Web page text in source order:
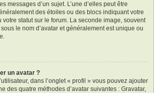
messages d’un sujet. L’une d’elles peut être
des étoiles ou des blocs indiquant votre
statut sur le forum. La seconde image, souvent
le nom d’avatar et généralement est unique ou
un avatar ?
dans l’onglet « profil » vous pouvez ajouter
des quatre méthodes d’avatar suivantes : Gravatar,